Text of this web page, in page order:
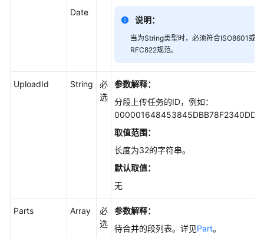
接
Date
说明：
当为String类型时，必须符合ISO8601或
RFC822规范。
UploadId String
必
选
参数解释：
分段上传任务的ID，例如：
取值范围：
长度为32的字符串。
默认取值：
无
Parts Array
必
选
参数解释：
待合并的段列表。详见Part。